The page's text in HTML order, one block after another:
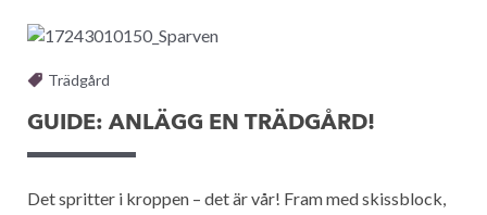
Trädgård
GUIDE: ANLÄGG EN TRÄDGÅRD!
Det spritter i kroppen – det är vår! Fram med skissblock,